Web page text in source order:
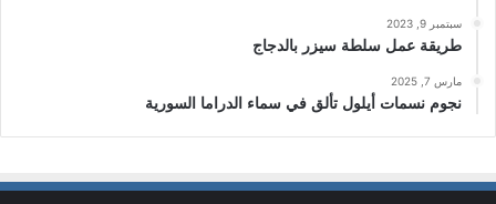
سبتمبر 9, 2023
طريقة عمل سلطة سيزر بالدجاج
مارس 7, 2025
نجوم نسمات أيلول تألق في سماء الدراما السورية